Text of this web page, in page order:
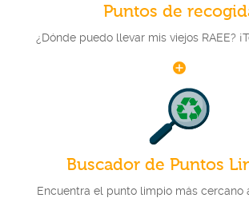
Puntos de
¿Dónde puedo llevar mis viejos RAEE?
Buscador de Puntos
Encuentra el punto limpio más cercano